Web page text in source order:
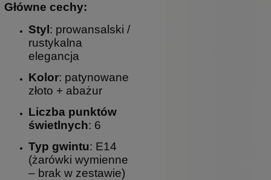
Główne cechy:
Styl: prowansalski /
rustykalna
elegancja
Kolor: patynowane
złoto + abażur
Liczba punktów
świetlnych: 6
Typ gwintu: E14
(żarówki wymienne
– brak w zestawie)